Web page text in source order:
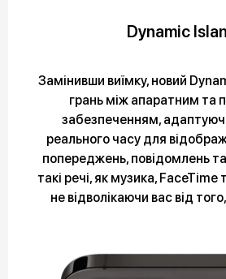
Dynamic
Замінивши виїмку, новий
грань між апаратним та
забезпеченням,
реального часу для
попереджень, повідомлень та
такі речі, як музика, FaceTime
не відволікаючи вас від